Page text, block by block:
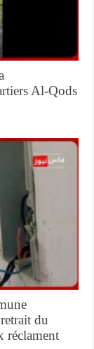
Al-Qods
du
réclament